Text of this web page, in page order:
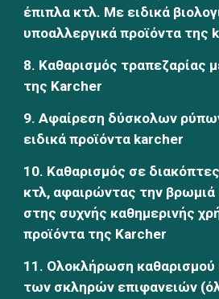
έπιπλα κτλ. Με ειδικά
υποαλλεργικά προϊόντα της
8. Καθαρισμός τραπεζαρίας
της Karcher
9. Αφαίρεση δύσκολων
ειδικά προϊόντα karcher
10. Καθαρισμός σε
κτλ, αφαιρώντας την βρωμιά
στης συχνής καθημερινής
προϊόντα της Karcher
11. Ολοκλήρωση καθαρισμού
των σκληρών επιφανειών